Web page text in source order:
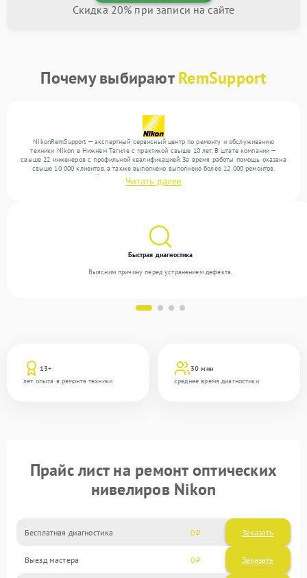
Скидка 20% при записи на сайте
Почему выбираютRemSupport
NikonRemSupport — экспертный сервисный центр по ремонту и обслуживанию
техники Nikon в Нижнем Тагиле с практикой свыше 10 лет. В штате компании —
свыше 22 инженеров с профильной квалификацией. За время работы помощь оказана
свыше 10 000 клиентов, а также выполнено выполнено более 12 000 ремонтов.
Ежемесячно в сервисный центр поступает свыше 300 единиц техники, включая , , . Мы
устраняем поломки любой сложности и гарантируем высокое качество обслуживания
Читать далее
13+
лет опыта в ремонте техники
30 мин
среднее время диагностики
Быстрая диагностика
Выясним причину перед устранением дефекта.
Прайс лист на ремонт оптических
нивелиров Nikon
Бесплатная диагностика 0 Заказать
Выезд мастера 0 Заказать